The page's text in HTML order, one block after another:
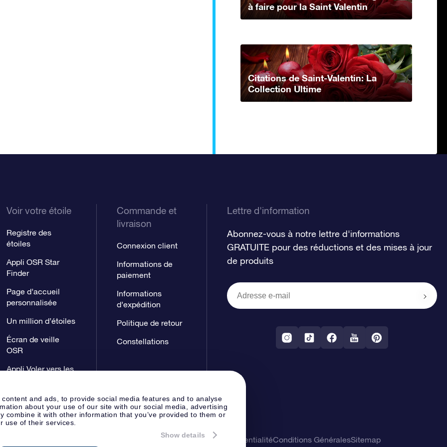
and ads, to provide social media features and to analyse
about your use of our site with our social media, advertising
combine it with other information that you’ve provided to them or
use of their services.
Show details
à faire pour la Saint Valentin
Citations de Saint-Valentin: La
Collection Ultime
Voir votre étoile
Registre des
étoiles
Appli OSR Star
Finder
Page d’accueil
personnalisée
Un million d’étoiles
Écran de veille
OSR
Appli Voler vers les
Commande et
livraison
Connexion client
Informations de
paiement
Informations
d’expédition
Politique de retour
Constellations
Lettre d'information
Abonnez-vous à notre lettre d'informations
GRATUITE pour des réductions et des mises à jour
de produits
Page de presseDéclaration de confidentialitéConditions GénéralesSitemap